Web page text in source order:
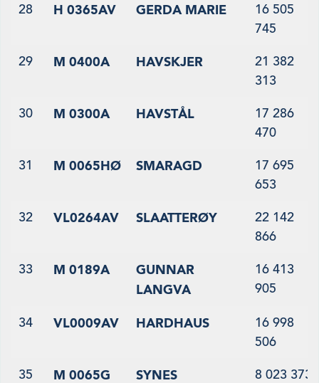
28 H 0365AV GERDA MARIE
16 505
745
29 M 0400A HAVSKJER
21 382
313
30 M 0300A HAVSTÅL
17 286
470
31 M 0065HØ SMARAGD
17 695
653
32 VL0264AV SLAATTERØY
22 142
866
33 M 0189A
GUNNAR
LANGVA
16 413
905
34 VL0009AV HARDHAUS
16 998
506
35 M 0065G SYNES 8 023 373